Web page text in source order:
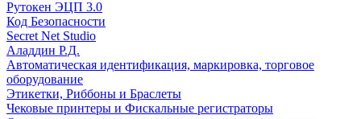
Рутокен ЭЦП 3.0
Код Безопасности
Secret Net Studio
Аладдин Р.Д.
Автоматическая идентификация, маркировка, торговое
оборудование
Этикетки, Риббоны и Браслеты
Чековые принтеры и Фискальные регистраторы